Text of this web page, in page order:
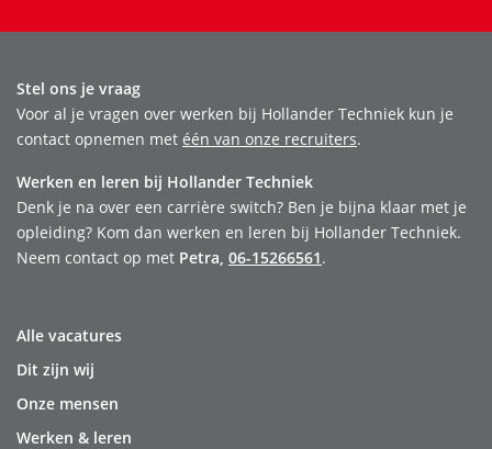
Stel ons je vraag
Voor al je vragen over werken bij Hollander Techniek kun je
contact opnemen met één van onze recruiters.
Werken en leren bij Hollander Techniek
Denk je na over een carrière switch? Ben je bijna klaar met je
opleiding? Kom dan werken en leren bij Hollander Techniek.
Neem contact op met Petra, 06-15266561.
Alle vacatures
Dit zijn wij
Onze mensen
Werken & leren